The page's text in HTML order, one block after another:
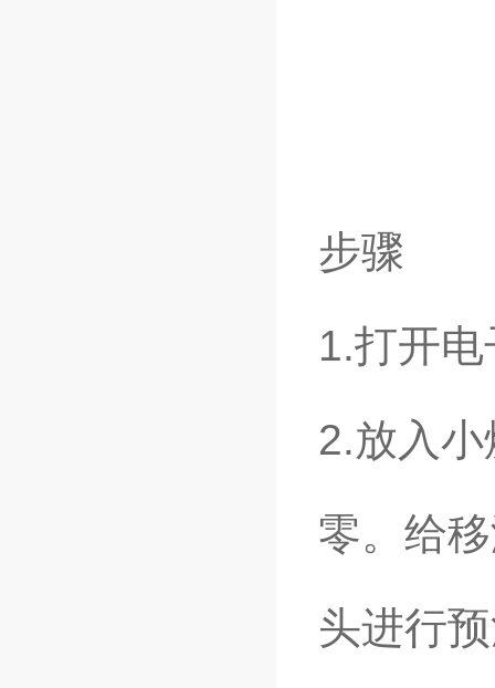
步骤
1.打开
2.放入
零。给
头进行